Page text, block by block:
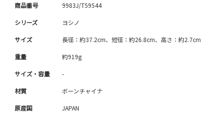
商品番号 9983J/T59544
シリーズ ヨシノ
サイズ 長径：約37.2cm、短径：約26.8cm、高さ：約2.7cm
重量 約919g
サイズ・容量 -
材質 ボーンチャイナ
原産国 JAPAN